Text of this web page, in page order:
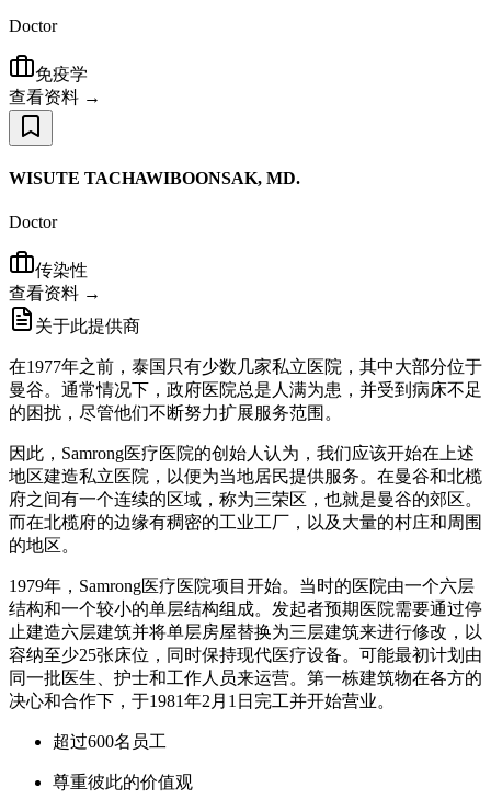
Doctor
免疫学
查看资料 →
WISUTE TACHAWIBOONSAK, MD.
Doctor
传染性
查看资料 →
关于此提供商
在1977年之前，泰国只有少数几家私立医院，其中大部分位于
曼谷。通常情况下，政府医院总是人满为患，并受到病床不足
的困扰，尽管他们不断努力扩展服务范围。
因此，Samrong医疗医院的创始人认为，我们应该开始在上述
地区建造私立医院，以便为当地居民提供服务。在曼谷和北榄
府之间有一个连续的区域，称为三荣区，也就是曼谷的郊区。
而在北榄府的边缘有稠密的工业工厂，以及大量的村庄和周围
的地区。
1979年，Samrong医疗医院项目开始。当时的医院由一个六层
结构和一个较小的单层结构组成。发起者预期医院需要通过停
止建造六层建筑并将单层房屋替换为三层建筑来进行修改，以
容纳至少25张床位，同时保持现代医疗设备。可能最初计划由
同一批医生、护士和工作人员来运营。第一栋建筑物在各方的
决心和合作下，于1981年2月1日完工并开始营业。
超过600名员工
尊重彼此的价值观